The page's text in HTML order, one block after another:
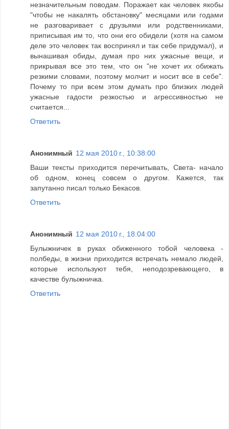
незначительным поводам. Поражает как человек якобы
"чтобы не накалять обстановку" месяцами или годами
не разговаривает с друзьями или родственниками,
приписывая им то, что они его обидели (хотя на самом
деле это человек так воспринял и так себе придумал), и
вынашивая обиды, думая про них ужасные вещи, и
прикрывая все это тем, что он "не хочет их обижать
резкими словами, поэтому молчит и носит все в себе".
Почему то при всем этом думать про близких людей
ужасные гадости резкостью и агрессивностью не
считается...
Ответить
Анонимный 12 мая 2010 г., 10:38:00
Ваши тексты приходится перечитывать, Света- начало
об одном, конец совсем о другом. Кажется, так
запутанно писал только Бекасов.
Ответить
Анонимный 12 мая 2010 г., 18:04:00
Булыжничек в руках обиженного тобой человека -
полбеды, в жизни приходится встречать немало людей,
которые используют тебя, неподозревающего, в
качестве булыжничка.
Ответить